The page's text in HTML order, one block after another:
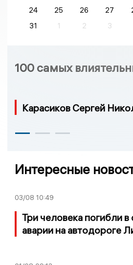
24
25 26 27
31
1 2 3
100 самых
Карасиков Сергей
Интересные
03/08 10:49
Три человека погибли
аварии на автодороге